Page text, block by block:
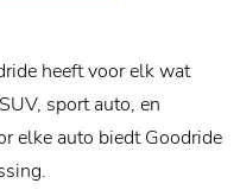
heeft voor elk wat
sport auto, en
elke auto biedt Goodride